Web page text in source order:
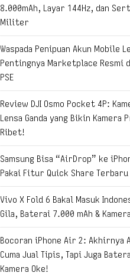
8.000mAh, Layar 144Hz, dan
Militer
Waspada Penipuan Akun Mobile
Pentingnya Marketplace Resmi
PSE
Review DJI Osmo Pocket 4P:
Lensa Ganda yang Bikin Kamera
Ribet!
Samsung Bisa “AirDrop” ke
Pakai Fitur Quick Share
Vivo X Fold 6 Bakal Masuk
Gila, Baterai 7.000 mAh &
Bocoran iPhone Air 2: Akhirnya
Cuma Jual Tipis, Tapi Juga
Kamera Oke!